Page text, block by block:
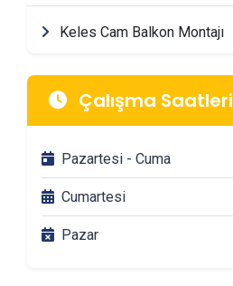
Keles Cam Balkon Montajı
Keles Banyo Tadilatı
Keles DuşaKabin Montajı
Çalışma Saatleri
Pazartesi - Cuma
Cumartesi
Pazar